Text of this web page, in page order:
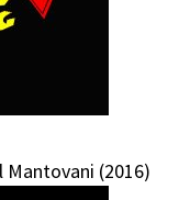
Mantovani (2016)